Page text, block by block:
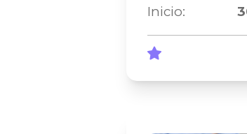
Inicio: